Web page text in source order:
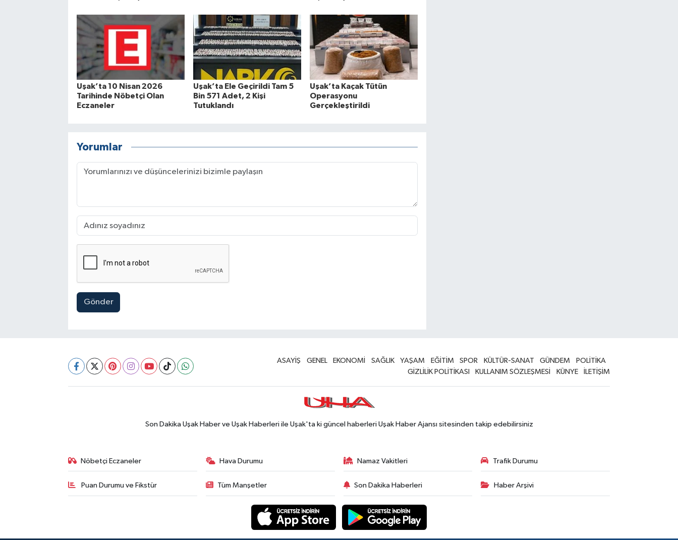
Uşak’ta 10 Nisan 2026
Tarihinde Nöbetçi Olan
Eczaneler
Uşak’ta Ele Geçirildi Tam 5
Bin 571 Adet, 2 Kişi
Tutuklandı
Uşak’ta Kaçak Tütün
Operasyonu
Gerçekleştirildi
Yorumlar
Gönder
ASAYİŞ GENEL EKONOMİ SAĞLIK YAŞAM EĞİTİM SPOR KÜLTÜR-SANAT GÜNDEM
POLİTİKA
GİZLİLİK POLİTİKASI
KULLANIM SÖZLEŞMESİ KÜNYE İLETİŞİM
Son Dakika Uşak Haber ve Uşak Haberleri ile Uşak'ta ki güncel haberleri Uşak Haber Ajansı sitesinden takip edebilirsiniz
Nöbetçi Eczaneler Hava Durumu Namaz Vakitleri Trafik Durumu
Puan Durumu ve Fikstür Tüm Manşetler Son Dakika Haberleri Haber Arşivi